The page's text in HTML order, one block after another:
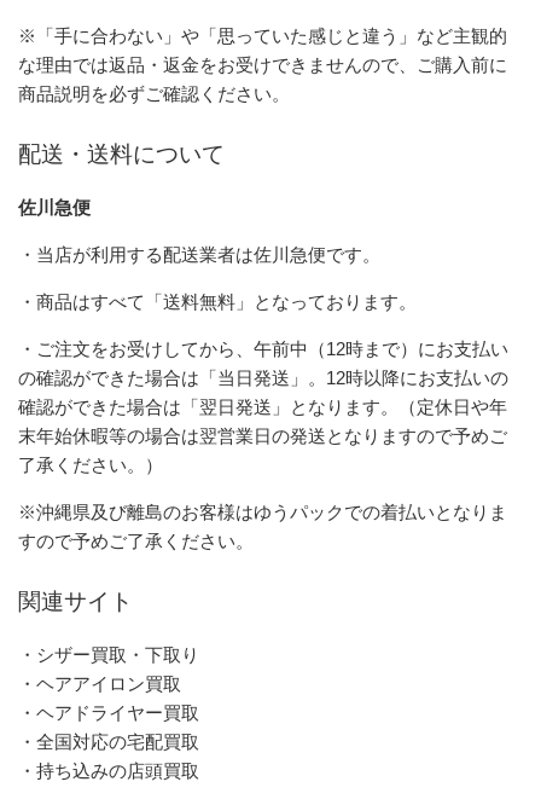
※「手に合わない」や「思っていた感じと違う」など主観的
な理由では返品・返金をお受けできませんので、ご購入前に
商品説明を必ずご確認ください。
配送・送料について
佐川急便
・当店が利用する配送業者は佐川急便です。
・商品はすべて「送料無料」となっております。
・ご注文をお受けしてから、午前中（12時まで）にお支払い
の確認ができた場合は「当日発送」。12時以降にお支払いの
確認ができた場合は「翌日発送」となります。（定休日や年
末年始休暇等の場合は翌営業日の発送となりますので予めご
了承ください。）
※沖縄県及び離島のお客様はゆうパックでの着払いとなりま
すので予めご了承ください。
関連サイト
・シザー買取・下取り
・ヘアアイロン買取
・ヘアドライヤー買取
・全国対応の宅配買取
・持ち込みの店頭買取